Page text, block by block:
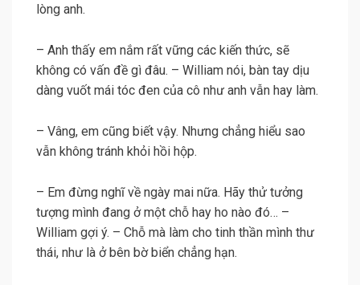
lòng anh.
– Anh thấy em nắm rất vững các kiến thức, sẽ
không có vấn đề gì đâu. – William nói, bàn tay dịu
dàng vuốt mái tóc đen của cô như anh vẫn hay làm.
– Vâng, em cũng biết vậy. Nhưng chẳng hiểu sao
vẫn không tránh khỏi hồi hộp.
– Em đừng nghĩ về ngày mai nữa. Hãy thử tưởng
tượng mình đang ở một chỗ hay ho nào đó… –
William gợi ý. – Chỗ mà làm cho tinh thần mình thư
thái, như là ở bên bờ biển chẳng hạn.